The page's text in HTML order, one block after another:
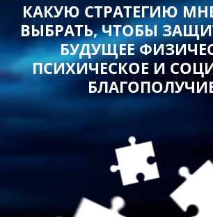
КАКУЮ СТРАТЕГИЮ МНЕ
ВЫБРАТЬ,ЧТОБЫ
БУДУЩЕЕ
ПСИХИЧЕСКОЕ И
БЛАГОПОЛУЧИЕ?